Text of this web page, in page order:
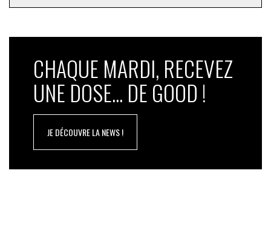
CHAQUE MARDI, RECEVEZ
UNE DOSE... DE GOOD !
JE DÉCOUVRE LA NEWS !